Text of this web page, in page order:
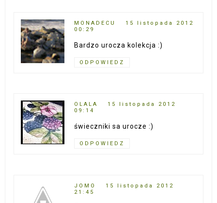
MONADECU
15 listopada 2012
00:29
Bardzo urocza kolekcja :)
ODPOWIEDZ
OLALA
15 listopada 2012
09:14
świeczniki sa urocze :)
ODPOWIEDZ
JOMO
15 listopada 2012
21:45